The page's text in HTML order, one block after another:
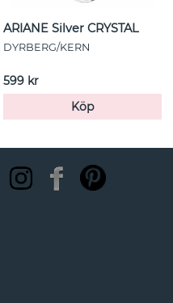
ARIANE Silver CRYSTAL
DYRBERG/KERN
599 kr
Köp